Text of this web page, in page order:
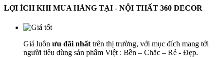
LỢI ÍCH KHI MUA HÀNG TẠI - NỘI THẤT 360 DECOR
Giá luôn ưu đãi nhất trên thị trường, với mục đích mang tới
người tiêu dùng sản phẩm Việt : Bền – Chắc – Rẻ - Đẹp.